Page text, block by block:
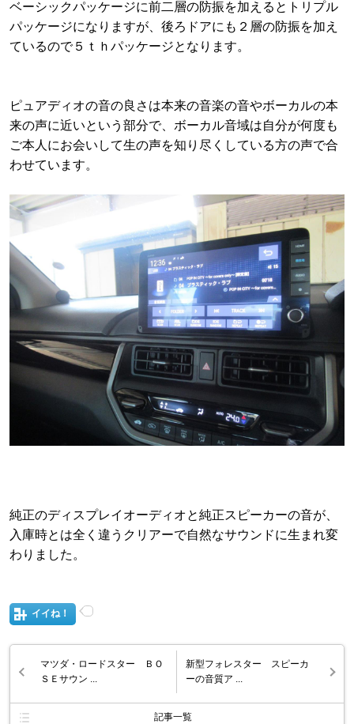
ベーシックパッケージに前二層の防振を加えるとトリプル
パッケージになりますが、後ろドアにも２層の防振を加え
ているので５ｔｈパッケージとなります。
ピュアディオの音の良さは本来の音楽の音やボーカルの本
来の声に近いという部分で、ボーカル音域は自分が何度も
ご本人にお会いして生の声を知り尽くしている方の声で合
わせています。
純正のディスプレイオーディオと純正スピーカーの音が、
入庫時とは全く違うクリアーで自然なサウンドに生まれ変
わりました。
イイね！
マツダ・ロードスター ＢＯ
ＳＥサウン ...
新型フォレスター スピーカ
ーの音質ア ...
記事一覧